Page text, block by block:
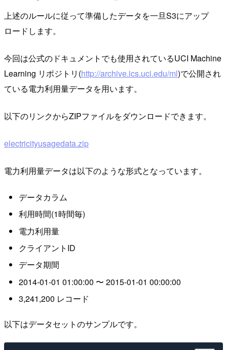
上述のルールに従って準備したデータを一旦S3にアップ
ロードします。
今回は公式のドキュメントでも使用されているUCI Machine
Learning リポジトリ(http://archive.ics.uci.edu/ml)で公開され
ている電力利用量データを用います。
以下のリンクからZIPファイルをダウンロードできます。
electricityusagedata.zip
電力利用量データは以下のような形式となっています。
データカラム
利用時間(1時間毎)
電力利用量
クライアントID
データ期間
2014-01-01 01:00:00 〜 2015-01-01 00:00:00
3,241,200 レコード
以下はデータセットのサンプルです。